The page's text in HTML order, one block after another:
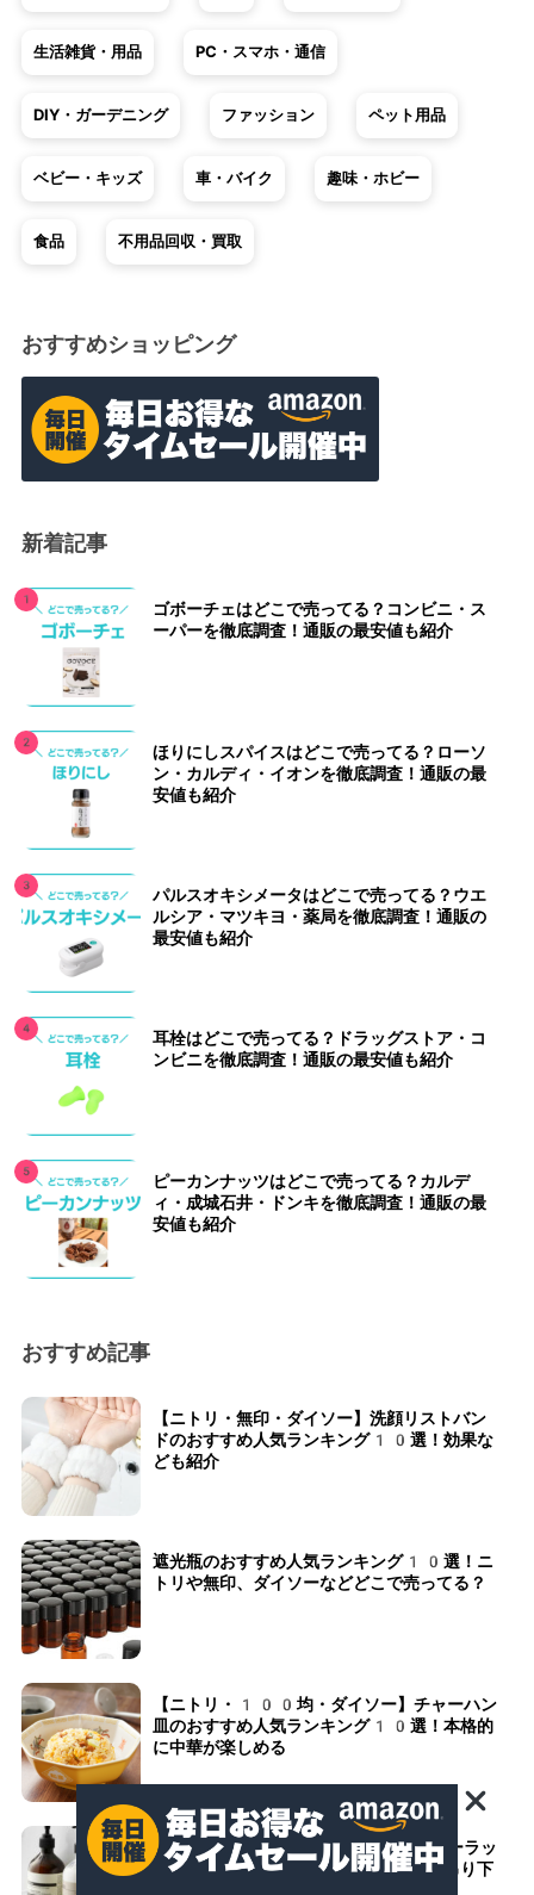
生活雑貨・用品 PC・スマホ・通信
DIY・ガーデニング ファッション ペット用品
ベビー・キッズ 車・バイク 趣味・ホビー
食品 不用品回収・買取
おすすめショッピング
新着記事
ゴボーチェはどこで売ってる？コンビニ・ス
ーパーを徹底調査！通販の最安値も紹介
ほりにしスパイスはどこで売ってる？ローソ
ン・カルディ・イオンを徹底調査！通販の最
安値も紹介
パルスオキシメータはどこで売ってる？ウエ
ルシア・マツキヨ・薬局を徹底調査！通販の
最安値も紹介
耳栓はどこで売ってる？ドラッグストア・コ
ンビニを徹底調査！通販の最安値も紹介
ピーカンナッツはどこで売ってる？カルデ
ィ・成城石井・ドンキを徹底調査！通販の最
安値も紹介
おすすめ記事
【ニトリ・無印・ダイソー】洗顔リストバン
ドのおすすめ人気ランキング10選！効果な
ども紹介
遮光瓶のおすすめ人気ランキング10選！ニ
トリや無印、ダイソーなどどこで売ってる？
【ニトリ・100均・ダイソー】チャーハン
皿のおすすめ人気ランキング10選！本格的
に中華が楽しめる
【ニトリ・無印・100均】シャンプーラッ
クのおすすめ人気ランキング10選！吊り下